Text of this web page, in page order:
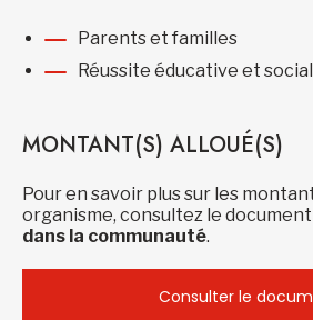
Parents et familles
Réussite éducative et
MONTANT(S) ALLOUÉ(S)
Pour en savoir plus sur les
organisme, consultez le document
dans la communauté.
Consulter le